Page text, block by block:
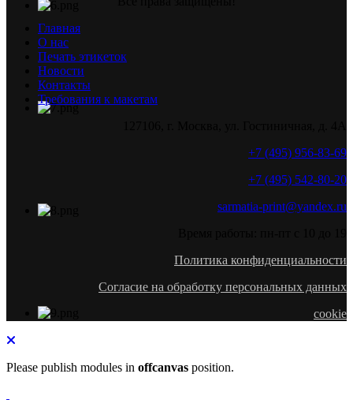
Главная
О нас
Печать этикеток
Новости
Контакты
Требования к макетам
+7 (495) 956-83-69
+7 (495) 542-80-20
sarmatia-print@yandex.ru
Политика конфиденциальности
Согласие на обработку персональных данных
cookie
Please publish modules in offcanvas position.